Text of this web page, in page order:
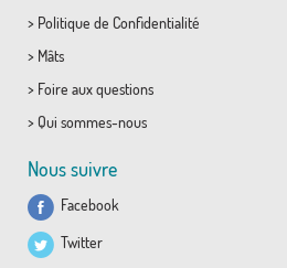
> Politique de Confidentialité
> Mâts
> Foire aux questions
> Qui sommes-nous
Nous suivre
Facebook
Twitter